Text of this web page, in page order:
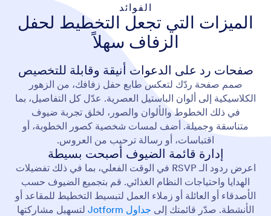
الفوائد
الميزات التي تجعل التخطيط لحفل
الزفاف سهلاً
صفحات رد على الدعوات أنيقة وقابلة للتخصيص
صمم صفحة ردّك لتعكس طابع حفل زفافك، من الزهور
الكلاسيكية إلى ألوان الباستيل العصرية. عدّل كل التفاصيل، بما
في ذلك الخطوط والألوان والصور، لخلق تجربة ضيوف
متناسقة وجميلة. أضف لمسات شخصية كصور الخطوبة، أو
اقتباسات، أو رسالة ترحيب من العروس.
إدارة قائمة الضيوف أصبحت بسيطة
اعرض ردود الـ RSVP في الوقت الفعلي، بما في ذلك تفضيلات
الهدايا واحتياجات النظام الغذائي. قم بتجميع الضيوف حسب
الأصدقاء أو العائلة أو زملاء العمل لتبسيط التخطيط للمقاعد أو
الأنشطة. صدّر قائمتك إلى جداول Jotform
لتسهيل مشاركتها